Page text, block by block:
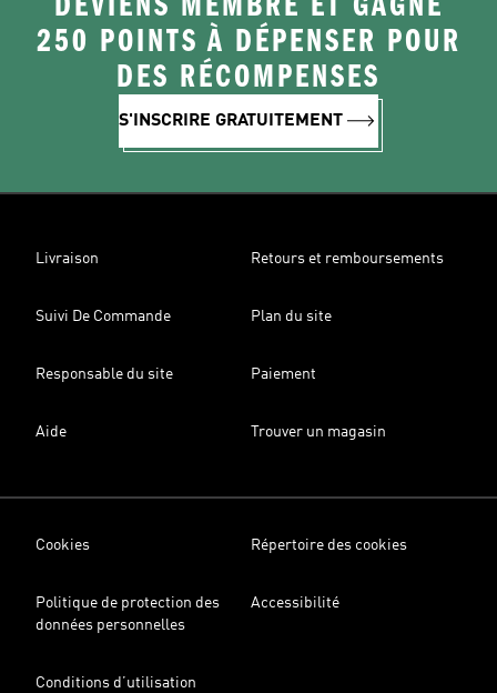
250 POINTS À DÉPENSER POUR
DES RÉCOMPENSES
S'INSCRIRE GRATUITEMENT
Livraison Retours et remboursements
Suivi De Commande Plan du site
Responsable du site Paiement
Aide Trouver un magasin
Cookies Répertoire des cookies
Politique de protection des
données personnelles
Accessibilité
Conditions d’utilisation